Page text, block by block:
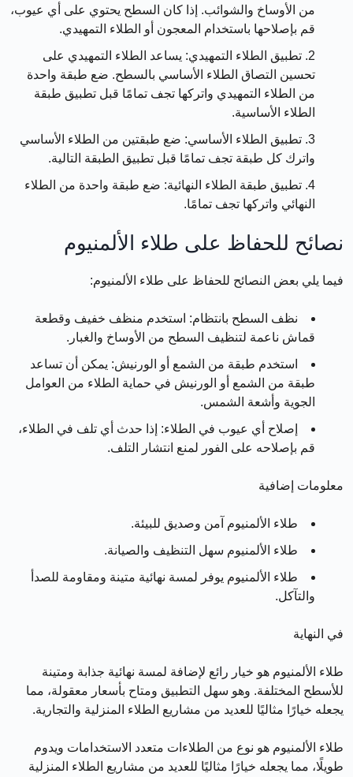
من الأوساخ والشوائب. إذا كان السطح يحتوي على أي عيوب،
قم بإصلاحها باستخدام المعجون أو الطلاء التمهيدي.
تطبيق الطلاء التمهيدي: يساعد الطلاء التمهيدي على
تحسين التصاق الطلاء الأساسي بالسطح. ضع طبقة واحدة
من الطلاء التمهيدي واتركها تجف تمامًا قبل تطبيق طبقة
الطلاء الأساسية.
تطبيق الطلاء الأساسي: ضع طبقتين من الطلاء الأساسي
واترك كل طبقة تجف تمامًا قبل تطبيق الطبقة التالية.
تطبيق طبقة الطلاء النهائية: ضع طبقة واحدة من الطلاء
النهائي واتركها تجف تمامًا.
نصائح للحفاظ على طلاء الألمنيوم
فيما يلي بعض النصائح للحفاظ على طلاء الألمنيوم:
نظف السطح بانتظام: استخدم منظف خفيف وقطعة
قماش ناعمة لتنظيف السطح من الأوساخ والغبار.
استخدم طبقة من الشمع أو الورنيش: يمكن أن تساعد
طبقة من الشمع أو الورنيش في حماية الطلاء من العوامل
الجوية وأشعة الشمس.
إصلاح أي عيوب في الطلاء: إذا حدث أي تلف في الطلاء،
قم بإصلاحه على الفور لمنع انتشار التلف.
معلومات إضافية
طلاء الألمنيوم آمن وصديق للبيئة.
طلاء الألمنيوم سهل التنظيف والصيانة.
طلاء الألمنيوم يوفر لمسة نهائية متينة ومقاومة للصدأ
والتآكل.
في النهاية
طلاء الألمنيوم هو خيار رائع لإضافة لمسة نهائية جذابة ومتينة
للأسطح المختلفة. وهو سهل التطبيق ومتاح بأسعار معقولة، مما
يجعله خيارًا مثاليًا للعديد من مشاريع الطلاء المنزلية والتجارية.
طلاء الألمنيوم هو نوع من الطلاءات متعدد الاستخدامات ويدوم
طويلًا، مما يجعله خيارًا مثاليًا للعديد من مشاريع الطلاء المنزلية